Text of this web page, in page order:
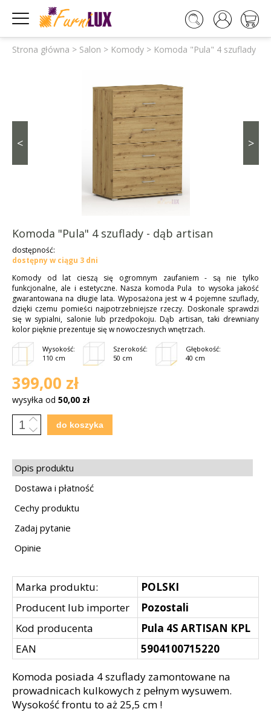
Strona główna > Salon > Komody > Komoda "Pula" 4 szuflady -
< >
Komoda "Pula" 4 szuflady - dąb artisan
dostępność:
dostępny w ciągu 3 dni
Komody od lat cieszą się ogromnym zaufaniem - są nie tylko
funkcjonalne, ale i estetyczne. Nasza komoda Pula
to wysoka jakość
gwarantowana na długie lata. Wyposażona jest w 4 pojemne szuflady,
dzięki czemu pomieści najpotrzebniejsze rzeczy. Doskonale sprawdzi
się w sypialni, salonie lub przedpokoju. Dąb artisan, taki drewniany
kolor pięknie prezentuje się w nowoczesnych wnętrzach.
Wysokość:
110 cm
Szerokość:
50 cm
Głębokość:
40 cm
399,00 zł
wysyłka od 50,00 zł


do koszyka
Opis produktu
Dostawa i płatność
Cechy produktu
Zadaj pytanie
Opinie
Marka produktu:
POLSKI
Producent lub importer
Pozostali
Kod producenta
Pula 4S ARTISAN KPL
EAN
5904100715220
Komoda posiada 4 szuflady zamontowane na
prowadnicach kulkowych z pełnym wysuwem.
Wysokość frontu to aż 25,5 cm !
   